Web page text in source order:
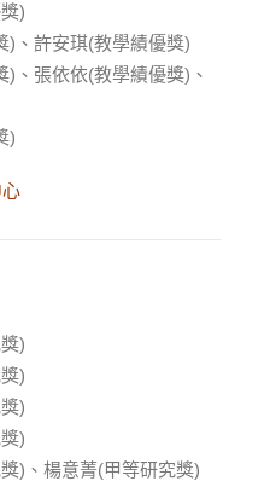
)
)、許安琪(教學績優獎)
、張依依(教學績優獎)、
)
)
)
)
)
)、楊意菁(甲等研究獎)